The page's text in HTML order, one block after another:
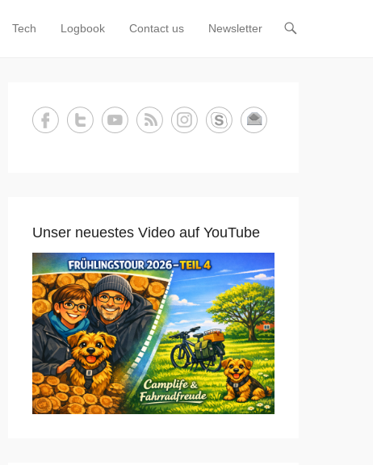
Tech Logbook Contact us Newsletter
Unser neuestes Video auf YouTube